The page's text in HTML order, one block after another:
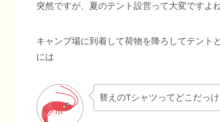
突然ですが、夏のテント設営って大変ですよ
キャンプ場に到着して荷物を降ろしてテント
には
替えのTシャツってどこだっ